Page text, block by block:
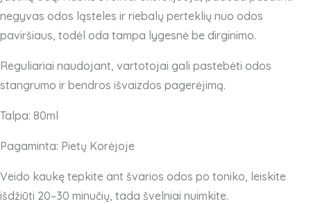
negyvas odos ląsteles ir riebalų perteklių nuo odos
paviršiaus, todėl oda tampa lygesnė be dirginimo.
Reguliariai naudojant, vartotojai gali pastebėti odos
stangrumo ir bendros išvaizdos pagerėjimą.
Talpa: 80ml
Pagaminta: Pietų Korėjoje
Veido kaukę tepkite ant švarios odos po toniko, leiskite
išdžiūti 20–30 minučių, tada švelniai nuimkite.